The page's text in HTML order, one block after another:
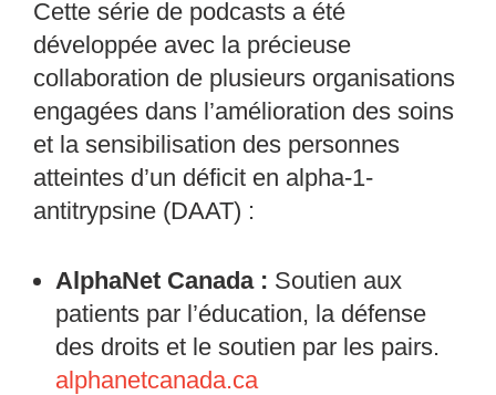
Cette série de podcasts a été
développée avec la précieuse
collaboration de plusieurs organisations
engagées dans l’amélioration des soins
et la sensibilisation des personnes
atteintes d’un déficit en alpha-1-
antitrypsine (DAAT) :
AlphaNet Canada : Soutien aux
patients par l’éducation, la défense
des droits et le soutien par les pairs.
alphanetcanada.ca